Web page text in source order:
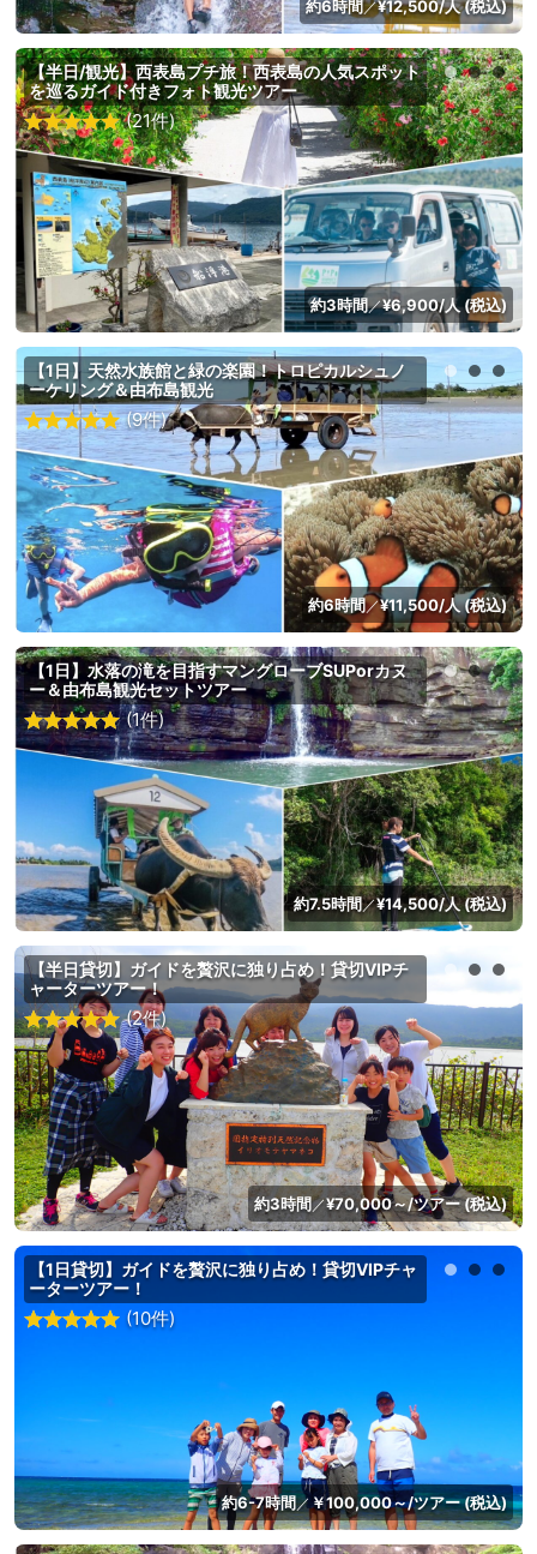
約6時間／¥12,500/人 (税込)
【半日/観光】西表島プチ旅！西表島の人気スポット
を巡るガイド付きフォト観光ツアー
(21件)
約3時間／¥6,900/人 (税込)
【1日】天然水族館と緑の楽園！トロピカルシュノ
ーケリング＆由布島観光
(9件)
約6時間／¥11,500/人 (税込)
【1日】水落の滝を目指すマングローブSUPorカヌ
ー＆由布島観光セットツアー
(1件)
約7.5時間／¥14,500/人 (税込)
【半日貸切】ガイドを贅沢に独り占め！貸切VIPチ
ャーターツアー！
(2件)
約3時間／¥70,000～/ツアー (税込)
【1日貸切】ガイドを贅沢に独り占め！貸切VIPチャ
ーターツアー！
(10件)
約6-7時間／￥100,000～/ツアー (税込)